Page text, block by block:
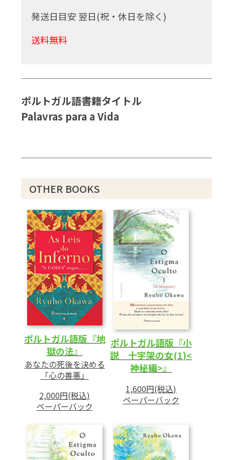
発送日目安 翌日(祝・休日を除く)
送料無料
ポルトガル語書籍タイトル
Palavras para a Vida
OTHER BOOKS
ポルトガル語版『地
獄の法』
あなたの死後を決める
「心の善悪」
2,000円(税込)
ペーパーバック
ポルトガル語版『小
説 十字架の女(1)<
神秘編>』
1,600円(税込)
ペーパーバック